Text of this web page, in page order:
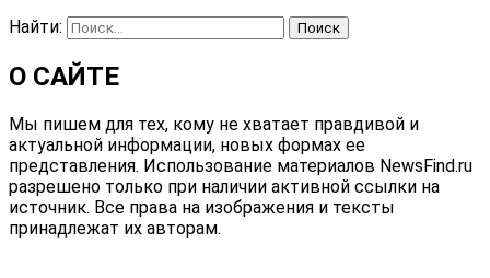
Найти:
О САЙТЕ
Мы пишем для тех, кому не хватает правдивой и
актуальной информации, новых формах ее
представления. Использование материалов NewsFind.ru
разрешено только при наличии активной ссылки на
источник. Все права на изображения и тексты
принадлежат их авторам.